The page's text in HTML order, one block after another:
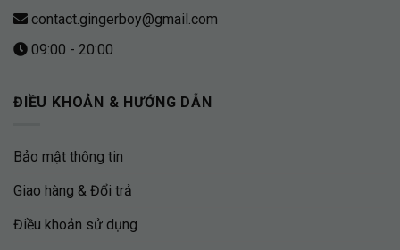
contact.gingerboy@gmail.com
09:00 - 20:00
ĐIỀU KHOẢN & HƯỚNG DẪN
Bảo mật thông tin
Giao hàng & Đổi trả
Điều khoản sử dụng